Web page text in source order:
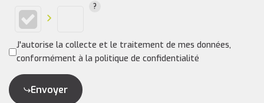
J'autorise la collecte et le traitement de mes données,
conformément à la politique de confidentialité
Envoyer